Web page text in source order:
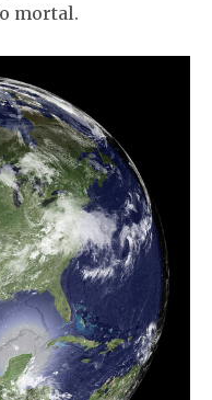
mortal.